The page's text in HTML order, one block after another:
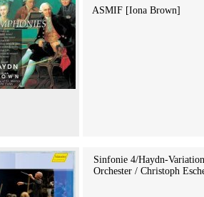
ASMIF [Iona Brown]
Sinfonie 4/Haydn-
Orchester / Christoph